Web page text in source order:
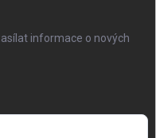
informace o nových